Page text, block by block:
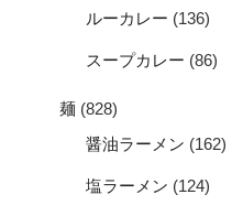
ルーカレー (136)
スープカレー (86)
麺 (828)
醤油ラーメン (162)
塩ラーメン (124)